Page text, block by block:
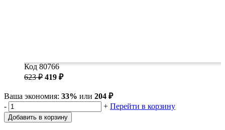
Код 80766
623 ₽ 419 ₽
Ваша экономия: 33% или 204 ₽
-
+ Перейти в корзину
Добавить в корзину